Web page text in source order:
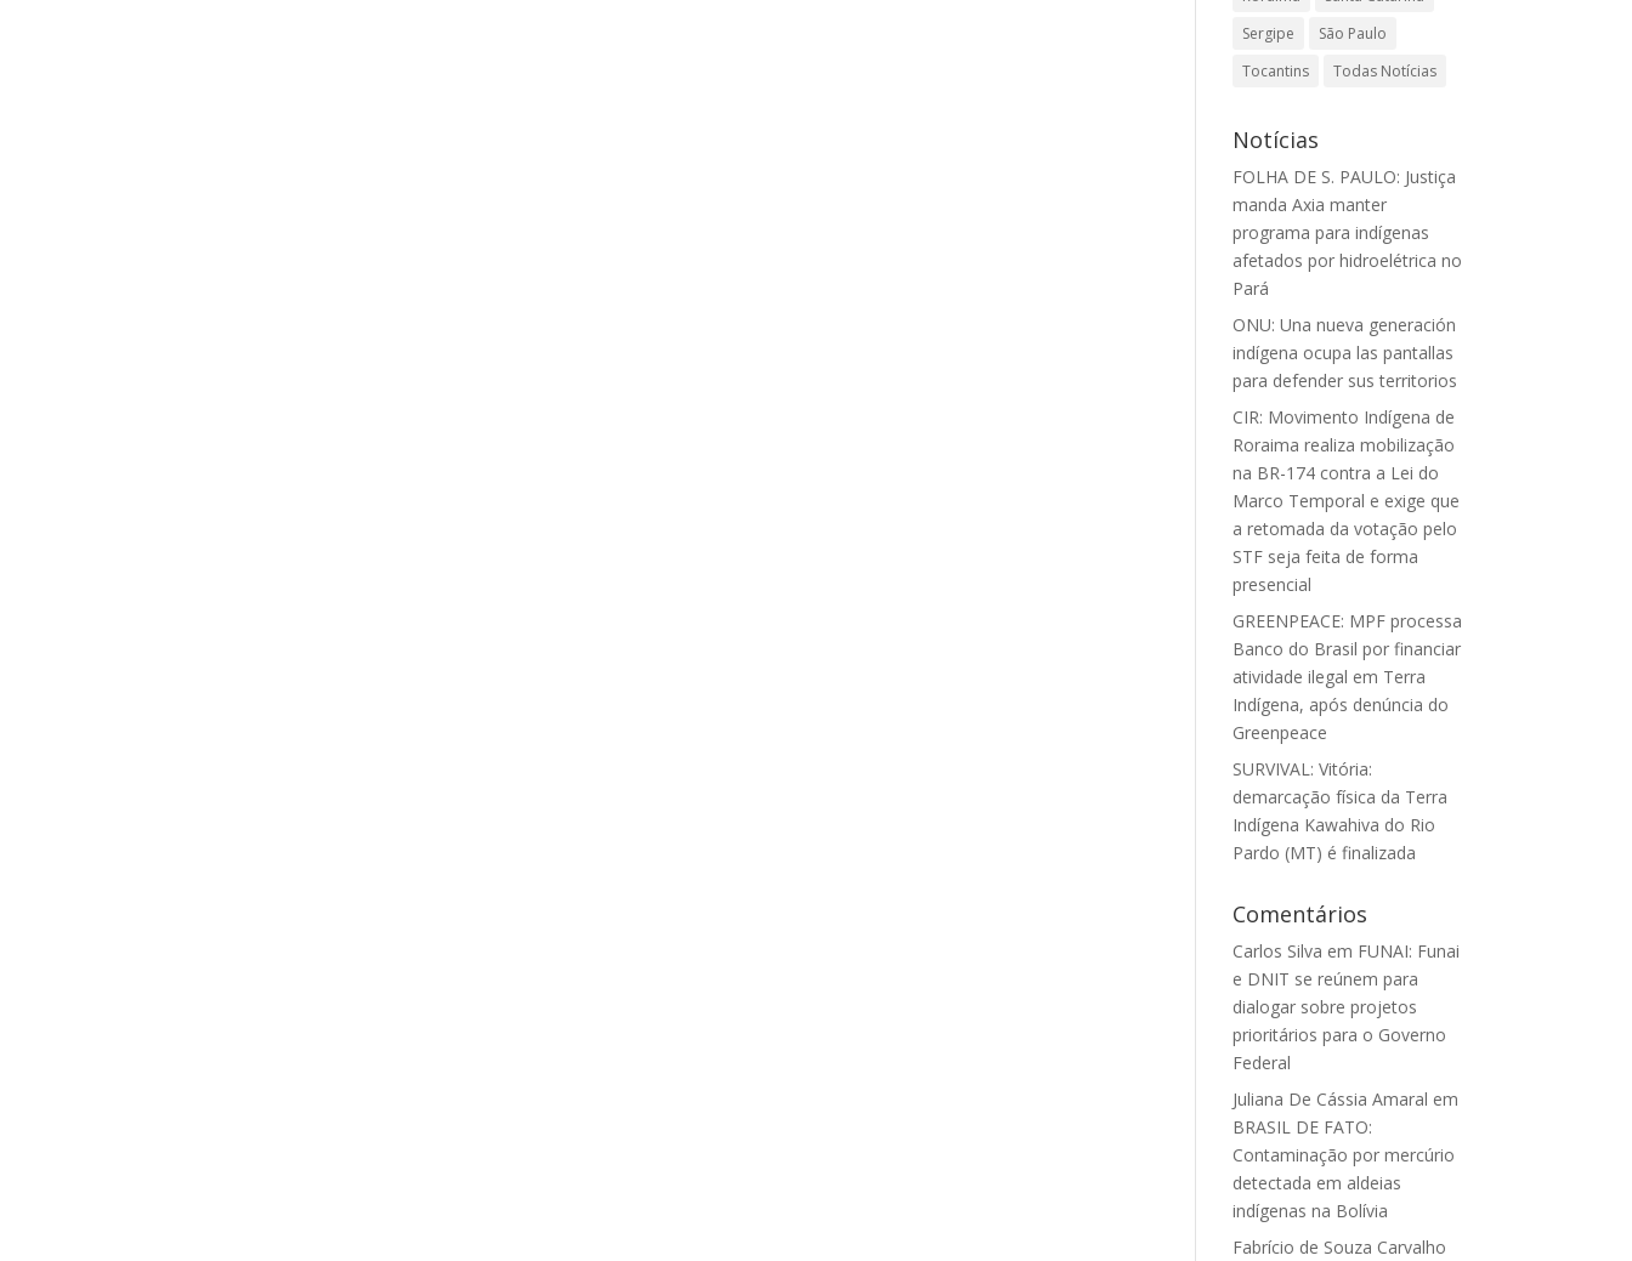
Sergipe
São Paulo
Tocantins
Todas Notícias
Notícias
FOLHA DE S. PAULO: Justiça
manda Axia manter
programa para indígenas
afetados por hidroelétrica no
Pará
ONU: Una nueva generación
indígena ocupa las pantallas
para defender sus territorios
CIR: Movimento Indígena de
Roraima realiza mobilização
na BR-174 contra a Lei do
Marco Temporal e exige que
a retomada da votação pelo
STF seja feita de forma
presencial
GREENPEACE: MPF processa
Banco do Brasil por financiar
atividade ilegal em Terra
Indígena, após denúncia do
Greenpeace
SURVIVAL: Vitória:
demarcação física da Terra
Indígena Kawahiva do Rio
Pardo (MT) é finalizada
Comentários
Carlos Silva em FUNAI: Funai
e DNIT se reúnem para
dialogar sobre projetos
prioritários para o Governo
Federal
Juliana De Cássia Amaral em
BRASIL DE FATO:
Contaminação por mercúrio
detectada em aldeias
indígenas na Bolívia
Fabrício de Souza Carvalho